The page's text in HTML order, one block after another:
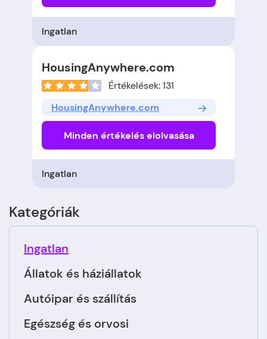
Ingatlan
HousingAnywhere.com
Értékelések: 131
HousingAnywhere.com
Minden értékelés elolvasása
Ingatlan
Kategóriák
Állatok és háziállatok
Autóipar és szállítás
Egészség és orvosi
Ingatlan